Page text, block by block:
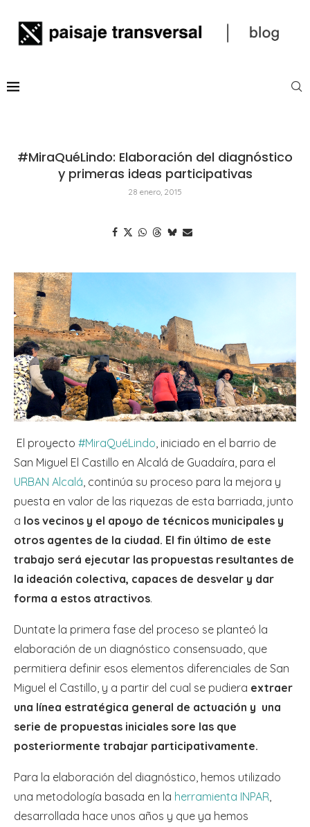
#MiraQuéLindo: Elaboración del diagnóstico
y primeras ideas participativas
28 enero, 2015
El proyecto #MiraQuéLindo , iniciado en el barrio de
San Miguel El Castillo en Alcalá de Guadaíra, para el
URBAN Alcalá , continúa su proceso para la mejora y
puesta en valor de las riquezas de esta barriada, junto
a los vecinos y el apoyo de técnicos municipales y
otros agentes de la ciudad. El fin último de este
trabajo será ejecutar las propuestas resultantes de
la ideación colectiva, capaces de desvelar y dar
forma a estos atractivos.
Duntate la primera fase del proceso se planteó la
elaboración de un diagnóstico consensuado, que
permitiera definir esos elementos diferenciales de San
Miguel el Castillo, y a partir del cual se pudiera extraer
una línea estratégica general de actuación y una
serie de propuestas iniciales sore las que
posteriormente trabajar participativamente.
Para la elaboración del diagnóstico, hemos utilizado
una metodología basada en la herramienta INPAR
desarrollada hace unos años y que ya hemos